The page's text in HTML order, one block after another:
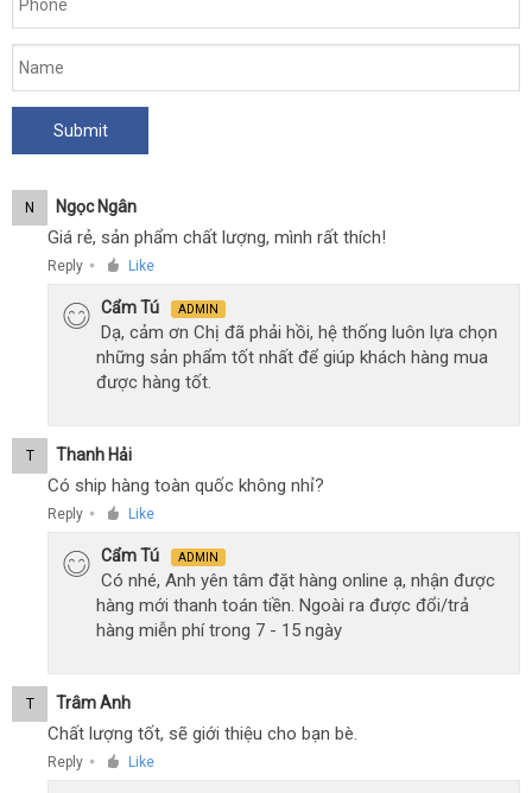
N Ngọc Ngân
Giá rẻ, sản phẩm chất lượng, mình rất thích!
Reply ● Like
Cẩm Tú ADMIN
Dạ, cảm ơn Chị đã phải hồi, hệ thống luôn lựa chọn
những sản phẩm tốt nhất để giúp khách hàng mua
được hàng tốt.
T Thanh Hải
Có ship hàng toàn quốc không nhỉ?
Reply ● Like
Cẩm Tú ADMIN
Có nhé, Anh yên tâm đặt hàng online ạ, nhận được
hàng mới thanh toán tiền. Ngoài ra được đổi/trả
hàng miễn phí trong 7 - 15 ngày
T Trâm Anh
Chất lượng tốt, sẽ giới thiệu cho bạn bè.
Reply ● Like